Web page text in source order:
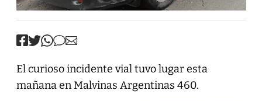
El curioso incidente vial tuvo lugar esta
mañana en Malvinas Argentinas 460.